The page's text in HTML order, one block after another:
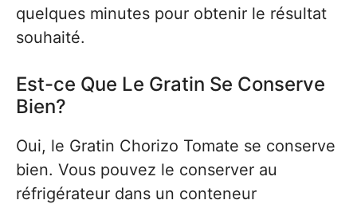
quelques minutes pour obtenir le résultat
souhaité.
Est-ce Que Le Gratin Se Conserve
Bien?
Oui, le Gratin Chorizo Tomate se conserve
bien. Vous pouvez le conserver au
réfrigérateur dans un conteneur